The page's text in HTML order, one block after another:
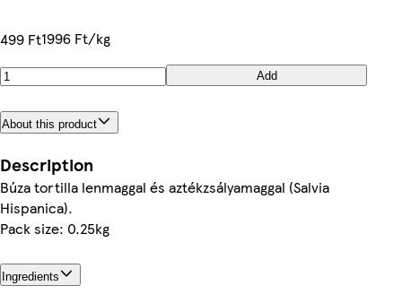
499 Ft1996 Ft/kg
Add
About this product
Description
Búza tortilla lenmaggal és aztékzsályamaggal (Salvia
Hispanica).
Pack size: 0.25kg
Ingredients